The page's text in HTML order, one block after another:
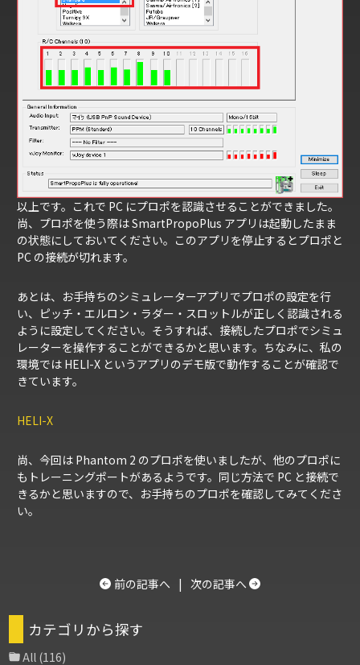
以上です。これで PC にプロポを認識させることができました。
尚、プロポを使う際は SmartPropoPlus アプリは起動したまま
の状態にしておいてください。このアプリを停止するとプロポと
PC の接続が切れます。
あとは、お手持ちのシミュレーターアプリでプロポの設定を行
い、ピッチ・エルロン・ラダー・スロットルが正しく認識される
ように設定してください。そうすれば、接続したプロポでシミュ
レーターを操作することができるかと思います。ちなみに、私の
環境では HELI-X というアプリのデモ版で動作することが確認で
きています。
HELI-X
尚、今回は Phantom 2 のプロポを使いましたが、他のプロポに
もトレーニングポートがあるようです。同じ方法で PC と接続で
きるかと思いますので、お手持ちのプロポを確認してみてくださ
い。
前の記事へ | 次の記事へ
カテゴリから探す
All (116)